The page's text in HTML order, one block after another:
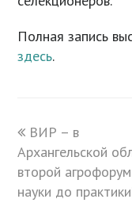
Полная запись
здесь.
previous
post:
ВИР – в
Архангельской
второй
науки до